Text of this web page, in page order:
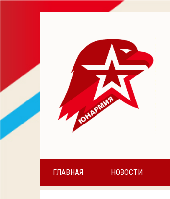
ГЛАВНАЯ НОВОСТИ